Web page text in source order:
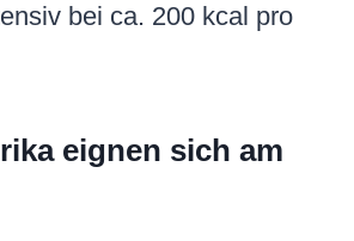
bei ca. 200 kcal pro
eignen sich am